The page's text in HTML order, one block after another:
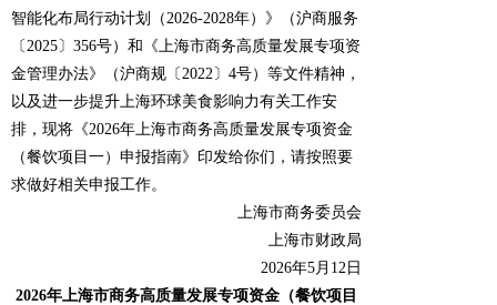
智能化布局行动计划（2026-2028年）》（沪商服务
〔2025〕356号）和《上海市商务高质量发展专项资
金管理办法》（沪商规〔2022〕4号）等文件精神，
以及进一步提升上海环球美食影响力有关工作安
排，现将《2026年上海市商务高质量发展专项资金
（餐饮项目一）申报指南》印发给你们，请按照要
求做好相关申报工作。
上海市商务委员会
上海市财政局
2026年5月12日
2026年上海市商务高质量发展专项资金（餐饮项目